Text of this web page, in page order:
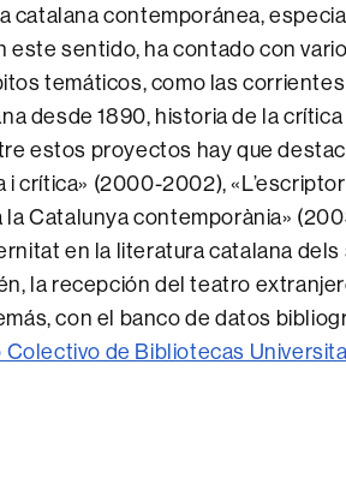
catalana contemporánea,
este sentido, ha contado con
temáticos, como las
desde 1890, historia de la
estos proyectos hay que
crítica» (2000-2002),
Catalunya contemporània»
en la literatura catalana dels
la recepción del teatro
con el banco de datos
de Bibliotecas